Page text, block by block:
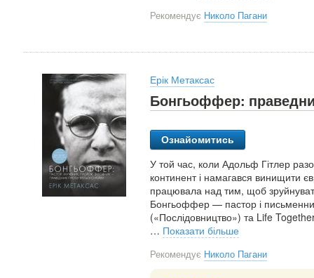
Рекомендує Николо Пагани
Ерік Метаксас
Бонгьоффер:
Ознайомитись
У той час, коли Адольф Гітлер
континент і намагався винищити
працювала над тим, щоб
Бонгьоффер — пастор і
(«Послідовництво») та Life
… Показати більше
Рекомендує Николо Пагани